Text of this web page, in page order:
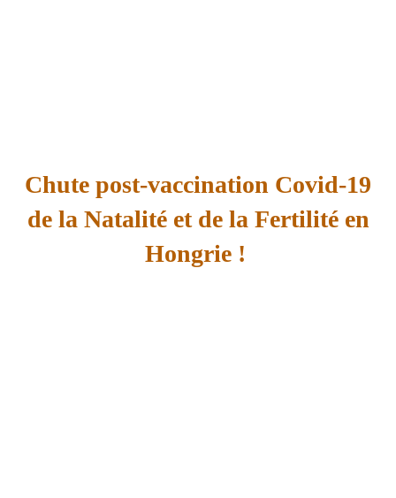
Chute post-vaccination Covid-19
de la Natalité et de la Fertilité en
Hongrie !